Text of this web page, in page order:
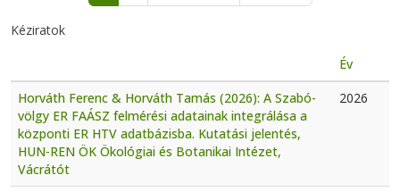
Kéziratok
Év
Horváth Ferenc & Horváth Tamás (2026): A Szabó-
völgy ER FAÁSZ felmérési adatainak integrálása a
központi ER HTV adatbázisba. Kutatási jelentés,
HUN-REN ÖK Ökológiai és Botanikai Intézet,
Vácrátót
2026